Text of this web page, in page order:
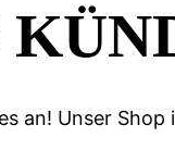
an! Unser